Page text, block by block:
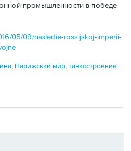
промышленности в победе
05/09/nasledie-rossijskoj-imperii-
, Парижский мир,танкостроение